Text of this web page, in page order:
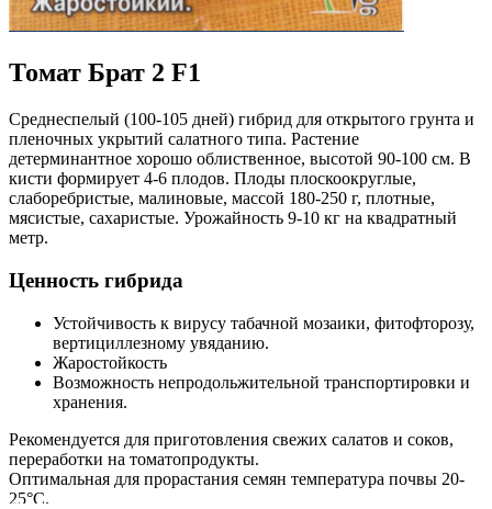
Томат Брат 2 F1
Cреднеспелый (100-105 дней) гибрид для открытого грунта и
пленочных укрытий салатного типа. Растение
детерминантное хорошо облиственное, высотой 90-100 см. В
кисти формирует 4-6 плодов. Плоды плоскоокруглые,
слаборебристые, малиновые, массой 180-250 г, плотные,
мясистые, сахаристые. Урожайность 9-10 кг на квадратный
метр.
Ценность гибрида
Устойчивость к вирусу табачной мозаики, фитофторозу,
вертициллезному увяданию.
Жаростойкость
Возможность непродольжительной транспортировки и
хранения.
Рекомендуется для приготовления свежих салатов и соков,
переработки на томатопродукты.
Оптимальная для прорастания семян температура почвы 20-
25°С.